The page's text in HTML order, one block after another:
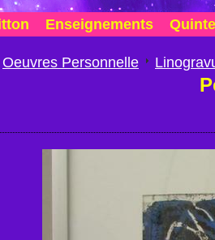
Enseignements
Oeuvres Personnelle